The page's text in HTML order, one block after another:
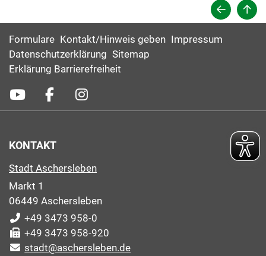
Formulare Kontakt/Hinweis geben Impressum
Datenschutzerklärung Sitemap
Erklärung Barrierefreiheit
KONTAKT
Stadt Aschersleben
Markt 1
06449 Aschersleben
+49 3473 958-0
+49 3473 958-920
stadt@aschersleben.de